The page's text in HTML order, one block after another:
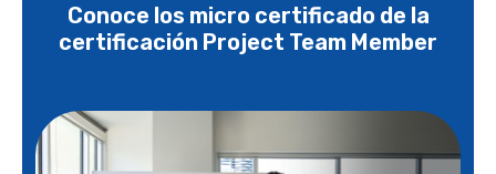
Conoce los micro certificado de la
certificación Project Team Member